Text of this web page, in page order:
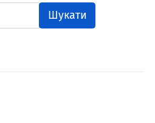
Шукати